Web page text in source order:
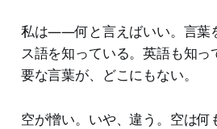
私は——何と言えばいい。言葉
ス語を知っている。英語も知
要な言葉が、どこにもない。
空が憎い。いや、違う。空は何